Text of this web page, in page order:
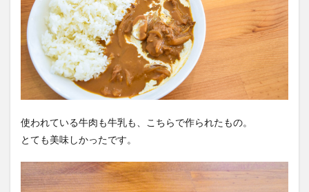
使われている牛肉も牛乳も、こちらで作られたもの。
とても美味しかったです。